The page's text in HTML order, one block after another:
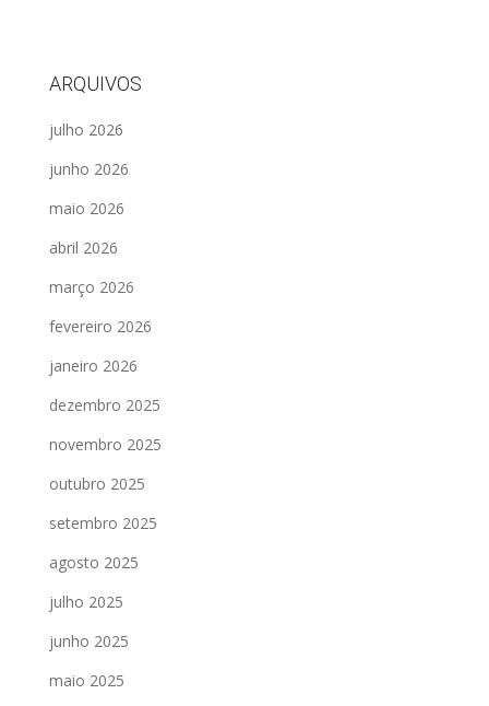
ARQUIVOS
julho 2026
junho 2026
maio 2026
abril 2026
março 2026
fevereiro 2026
janeiro 2026
dezembro 2025
novembro 2025
outubro 2025
setembro 2025
agosto 2025
julho 2025
junho 2025
maio 2025